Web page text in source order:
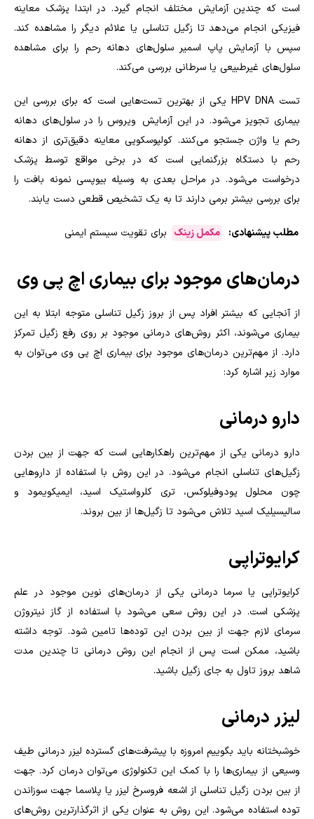
است که چندین آزمایش مختلف انجام گیرد. در ابتدا پزشک معاینه
فیزیکی انجام می‌دهد تا زگیل تناسلی یا علائم دیگر را مشاهده کند.
سپس با آزمایش پاپ اسمیر سلول‌های دهانه رحم را برای مشاهده
سلول‌های غیرطبیعی یا سرطانی بررسی می‌کند.
تست HPV DNA یکی از بهترین تست‌هایی است که برای بررسی این
بیماری تجویز می‌شود. در این آزمایش ویروس را در سلول‌های دهانه
رحم یا واژن جستجو می‌کنند. کولپوسکوپی معاینه دقیق‌تری از دهانه
رحم با دستگاه بزرگنمایی است که در برخی مواقع توسط پزشک
درخواست می‌شود. در مراحل بعدی به وسیله بیوپسی نمونه بافت را
برای بررسی بیشتر برمی دارند تا به یک تشخیص قطعی دست یابند.
مطلب پیشنهادی: مکمل زینک برای تقویت سیستم ایمنی
درمان‌های موجود برای بیماری اچ پی وی
از آنجایی که بیشتر افراد پس از بروز زگیل تناسلی متوجه ابتلا به این
بیماری می‌شوند، اکثر روش‌های درمانی موجود بر روی رفع زگیل تمرکز
دارد. از مهم‌ترین درمان‌های موجود برای بیماری اچ پی وی می‌توان به
موارد زیر اشاره کرد:
دارو درمانی
دارو درمانی یکی از مهم‌ترین راهکارهایی است که جهت از بین بردن
زگیل‌های تناسلی انجام می‌شود. در این روش با استفاده از داروهایی
چون محلول پودوفیلوکس، تری کلرواستیک اسید، ایمیکویمود و
سالیسیلیک اسید تلاش می‌شود تا زگیل‌ها از بین بروند.
کرایوتراپی
کرایوتراپی یا سرما درمانی یکی از درمان‌های نوین موجود در علم
پزشکی است. در این روش سعی می‌شود با استفاده از گاز نیتروژن
سرمای لازم جهت از بین بردن این توده‌ها تامین شود. توجه داشته
باشید، ممکن است پس از انجام این روش درمانی تا چندین مدت
شاهد بروز تاول به جای زگیل باشید.
لیزر درمانی
خوشبختانه باید بگوییم امروزه با پیشرفت‌های گسترده لیزر درمانی طیف
وسیعی از بیماری‌ها را با کمک این تکنولوژی می‌توان درمان کرد. جهت
از بین بردن زگیل تناسلی از اشعه فروسرخ لیزر یا پلاسما جهت سوزاندن
توده استفاده می‌شود. این روش به عنوان یکی از اثرگذارترین روش‌های